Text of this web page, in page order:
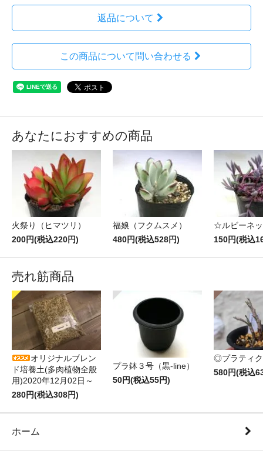
返品について
この商品について問い合わせる
あなたにおすすめの商品
火祭り（ヒマツリ）
200円(税込220円)
福娘（フクムスメ）
480円(税込528円)
☆ルビーネ
150円(税込
売れ筋商品
オリジナルブレン
ド培養土(多肉植物全般
用)2020年12月02日～
280円(税込308円)
プラ鉢３号（黒-line）
50円(税込55円)
◎プラティ
580円(税込
ホーム